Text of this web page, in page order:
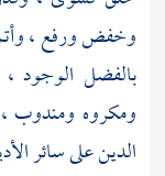
وخفض ورفع ،
بالفضل الوجود
ومكروه ومندوب
الدين على سائر